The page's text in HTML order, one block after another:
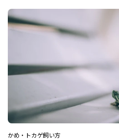
かめ・トカゲ飼い方